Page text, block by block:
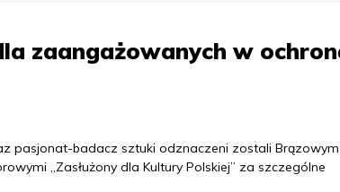
zaangażowanych w
pasjonat-badacz sztuki odznaczeni zostali Brązowym
„Zasłużony dla Kultury Polskiej” za szczególne